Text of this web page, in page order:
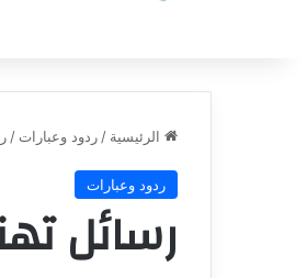
الرئيسية / ردود وعبارات /
ردود وعبارات
رسائل